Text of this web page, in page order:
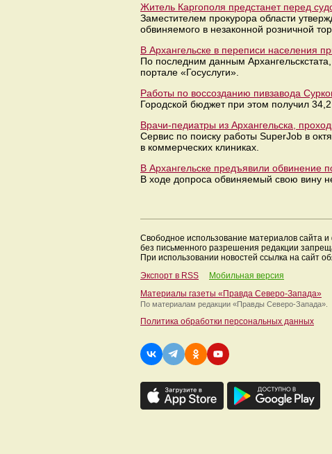
Житель Каргополя предстанет перед
Заместителем прокурора области
обвиняемого в незаконной розничной
В Архангельске в переписи населения
По последним данным
портале «Госуслуги».
Работы по воссозданию пивзавода
Городской бюджет при этом получил
Врачи-педиатры из Архангельска,
Сервис по поиску работы SuperJob в
в коммерческих клиниках.
В Архангельске предъявили обвинение
В ходе допроса обвиняемый свою вину
Свободное использование материалов сайта
без письменного разрешения редакции
При использовании новостей ссылка на сайт
Экспорт в RSS
Мобильная версия
Материалы газеты «Правда Северо-Запада»
По материалам редакции «Правды Северо-Запада».
Политика обработки персональных данных